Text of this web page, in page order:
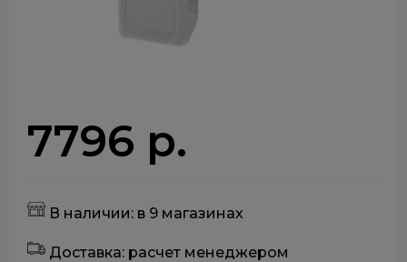
7796 р.
В наличии: в 9 магазинах
Доставка: расчет менеджером